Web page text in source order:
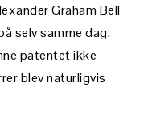
Graham Bell
selv samme dag.
patentet ikke
blev naturligvis